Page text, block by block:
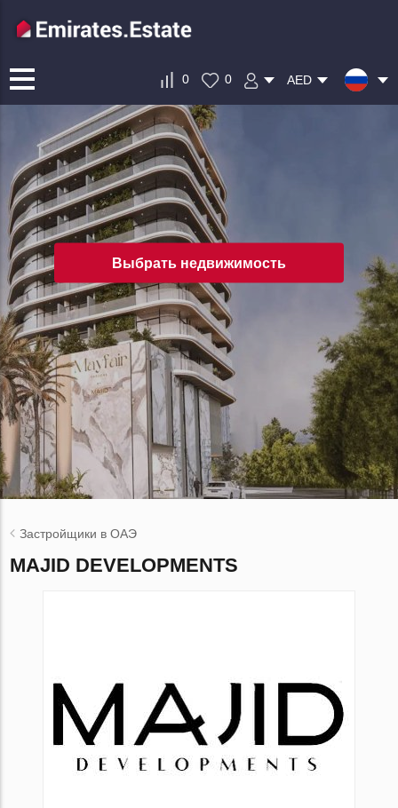
0 0 AED
Выбрать недвижимость
Застройщики в ОАЭ
MAJID DEVELOPMENTS